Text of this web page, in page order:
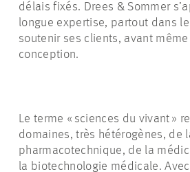
délais fixés. Drees & Sommer
longue expertise, partout dans
soutenir ses clients, avant
conception.
Le terme « sciences du vivant »
domaines, très hétérogènes, de
pharmacotechnique, de la
la biotechnologie médicale.